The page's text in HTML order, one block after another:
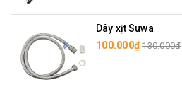
Dây xịt Suwa
100.000₫ 130.000₫